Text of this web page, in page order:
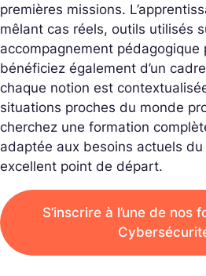
premières missions.
mêlant cas réels, outils utilisés
accompagnement pédagogique
bénéficiez également d’un
chaque notion est
situations proches du monde
cherchez une formation
adaptée aux besoins actuels du
excellent point de départ.
S’inscrire à l’une de nos